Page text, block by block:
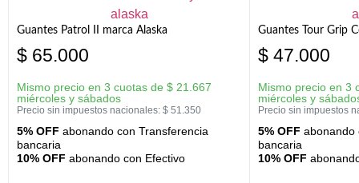
Guantes Patrol II marca Alaska
$ 65.000
Mismo precio en 3 cuotas de $ 21.667
miércoles y sábados
Precio sin impuestos nacionales: $ 51.350
5% OFF abonando con Transferencia
bancaria
10% OFF abonando con Efectivo
Guantes Tour Grip
$ 47.000
Mismo precio en 3
miércoles y
Precio sin impuestos
5% OFF abonando
bancaria
10% OFF